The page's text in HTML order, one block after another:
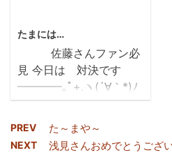
へ・・・ 危険です
絶対降
参のワンちゃんです。
こんな看板がありまし
家の猫ちゃんを思い出し
ます。 良い思い出と、
たまには…
佐藤さんファン必
見 今日は 対決です
━━━━｡ﾟ+.ヽ(´∀｀*)ﾉ
ﾟ+.ﾟ━━━━!!
VS
お
PREV た～まや～
NEXT 浅見さんおめでとうござい